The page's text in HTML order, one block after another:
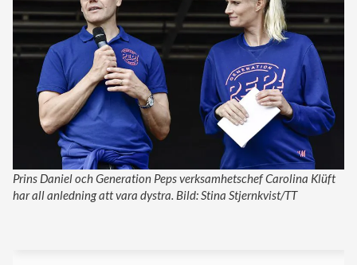
Prins Daniel och Generation Peps verksamhetschef Carolina Klüft
har all anledning att vara dystra. Bild: Stina Stjernkvist/TT